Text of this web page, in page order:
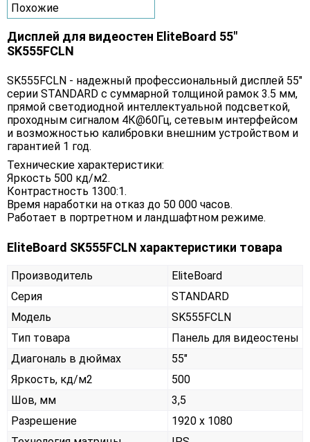
Похожие
Дисплей для видеостен EliteBoard 55"
SK555FCLN
SK555FCLN - надежный профессиональный дисплей 55"
серии STANDARD с суммарной толщиной рамок 3.5 мм,
прямой светодиодной интеллектуальной подсветкой,
проходным сигналом 4К@60Гц, сетевым интерфейсом
и возможностью калибровки внешним устройством и
гарантией 1 год.
Технические характеристики:
Яркость 500 кд/м2.
Контрастность 1300:1.
Время наработки на отказ до 50 000 часов.
Работает в портретном и ландшафтном режиме.
EliteBoard SK555FCLN характеристики товара
Производитель
EliteBoard
Серия
STANDARD
Модель
SK555FCLN
Тип товара
Панель для видеостены
Диагональ в дюймах
55"
Яркость, кд/м2
500
Шов, мм
3,5
Разрешение
1920 x 1080